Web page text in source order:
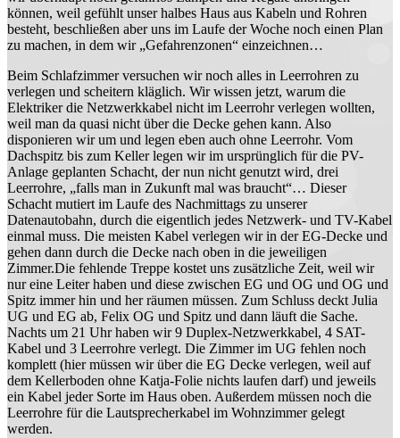
können, weil gefühlt unser halbes Haus aus Kabeln und Rohren
besteht, beschließen aber uns im Laufe der Woche noch einen Plan
zu machen, in dem wir „Gefahrenzonen“ einzeichnen…
Beim Schlafzimmer versuchen wir noch alles in Leerrohren zu
verlegen und scheitern kläglich. Wir wissen jetzt, warum die
Elektriker die Netzwerkkabel nicht im Leerrohr verlegen wollten,
weil man da quasi nicht über die Decke gehen kann. Also
disponieren wir um und legen eben auch ohne Leerrohr. Vom
Dachspitz bis zum Keller legen wir im ursprünglich für die PV-
Anlage geplanten Schacht, der nun nicht genutzt wird, drei
Leerrohre, „falls man in Zukunft mal was braucht“… Dieser
Schacht mutiert im Laufe des Nachmittags zu unserer
Datenautobahn, durch die eigentlich jedes Netzwerk- und TV-Kabel
einmal muss. Die meisten Kabel verlegen wir in der EG-Decke und
gehen dann durch die Decke nach oben in die jeweiligen
Zimmer.Die fehlende Treppe kostet uns zusätzliche Zeit, weil wir
nur eine Leiter haben und diese zwischen EG und OG und OG und
Spitz immer hin und her räumen müssen. Zum Schluss deckt Julia
UG und EG ab, Felix OG und Spitz und dann läuft die Sache.
Nachts um 21 Uhr haben wir 9 Duplex-Netzwerkkabel, 4 SAT-
Kabel und 3 Leerrohre verlegt. Die Zimmer im UG fehlen noch
komplett (hier müssen wir über die EG Decke verlegen, weil auf
dem Kellerboden ohne Katja-Folie nichts laufen darf) und jeweils
ein Kabel jeder Sorte im Haus oben. Außerdem müssen noch die
Leerrohre für die Lautsprecherkabel im Wohnzimmer gelegt
werden.